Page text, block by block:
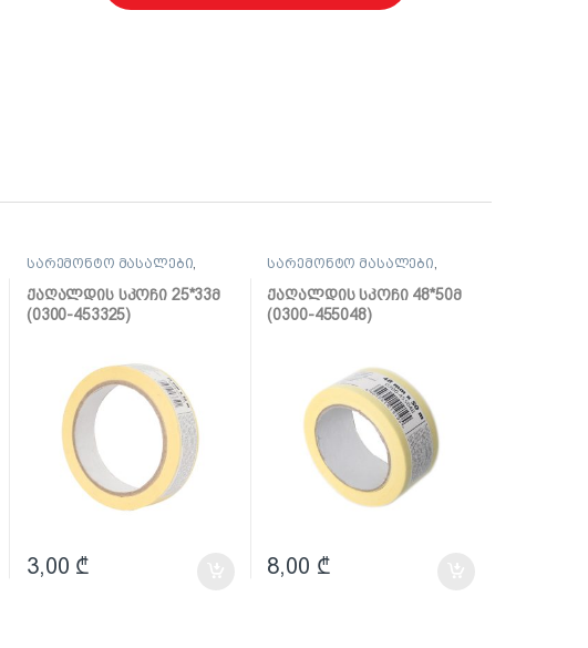
სარემონტო მასალები,
ქაღალდის სკოჩი 25*33მ
(0300-453325)
3,00 ₾
სარემონტო მასალები,
ქაღალდის სკოჩი 48*50მ
(0300-455048)
8,00 ₾